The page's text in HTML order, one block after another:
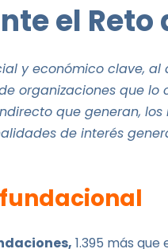
el Reto
y económico clave,
organizaciones que
que generan,
de interés
1.395 más